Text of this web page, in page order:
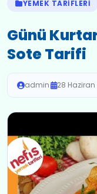
YEMEK TARIFLERI
Günü
Sote Tarifi
admin· 28 Haziran